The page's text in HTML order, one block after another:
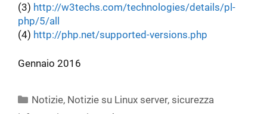
(3) http://w3techs.com/technologies/details/pl-
php/5/all
(4) http://php.net/supported-versions.php
Gennaio 2016
Categorie
Notizie, Notizie su Linux server, sicurezza